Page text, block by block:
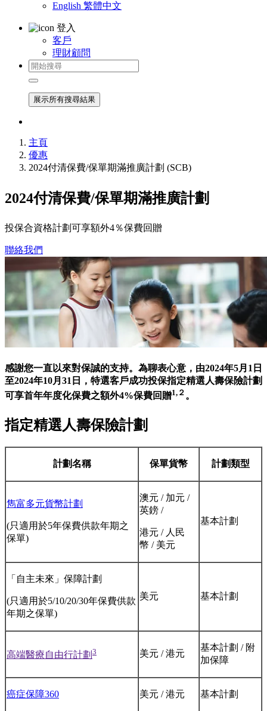
English 繁體中文
登入
客戶
理財顧問
展示所有搜尋結果
主頁
優惠
2024付清保費/保單期滿推廣計劃 (SCB)
2024付清保費/保單期滿推廣計劃
投保合資格計劃可享額外4％保費回贈
聯絡我們
感謝您一直以來對保誠的支持。為聊表心意，由2024年5月1日
至2024年10月31日，特選客戶成功投保指定精選人壽保險計劃
可享首年年度化保費之額外4%保費回贈1,２ 。
指定精選人壽保險計劃
計劃名稱 保單貨幣 計劃類型
雋富多元貨幣計劃
(只適用於5年保費供款年期之
保單)
澳元 / 加元 /
英鎊 /
港元 / 人民
幣 / 美元
基本計劃
「自主未來」保障計劃
(只適用於5/10/20/30年保費供款
年期之保單)
美元 基本計劃
高端醫療自由行計劃 3 美元 / 港元
基本計劃 / 附
加保障
癌症保障360 美元 / 港元 基本計劃